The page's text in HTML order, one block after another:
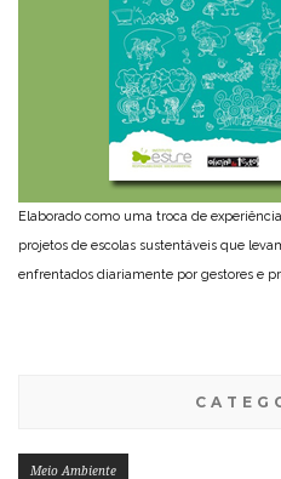
Elaborado como uma troca de
projetos de escolas sustentáveis que
enfrentados diariamente por gestores e
Meio Ambiente